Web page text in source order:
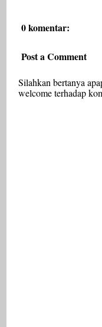
0 komentar:
Post a Comment
Silahkan bertanya
welcome terhadap